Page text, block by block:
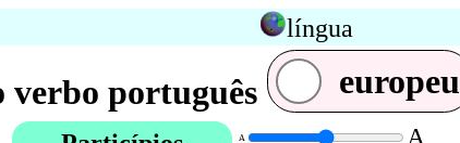
língua
verbo português europeu
A